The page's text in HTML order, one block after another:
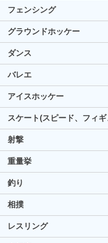
フェンシング
グラウンドホッケー
ダンス
バレエ
アイスホッケー
スケート(スピード、フィ
射撃
重量挙
釣り
相撲
レスリング